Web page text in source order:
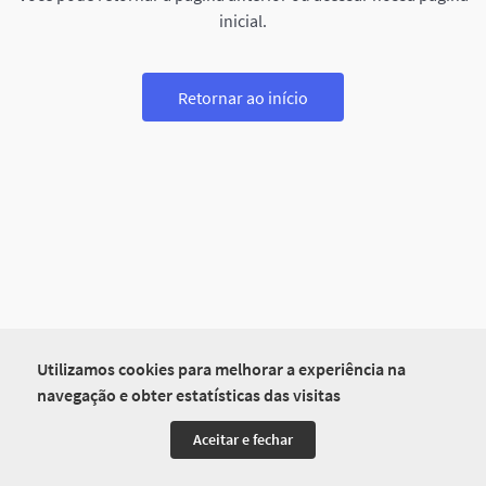
Utilizamos cookies para melhorar a experiência na
navegação e obter estatísticas das visitas
Aceitar e fechar
inicial.
Retornar ao início